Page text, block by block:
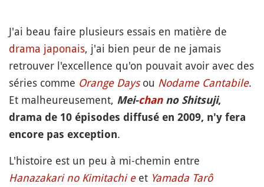
J'ai beau faire plusieurs essais en matière de
drama japonais, j'ai bien peur de ne jamais
retrouver l'excellence qu'on pouvait avoir avec des
séries comme Orange Daysou Nodame Cantabile.
Et malheureusement, Mei-channo Shitsuji,
drama de 10 épisodes diffusé en 2009, n'y fera
encore pas exception.
L'histoire est un peu à mi-chemin entre
Hanazakari no Kimitachi eet Yamada Tarô